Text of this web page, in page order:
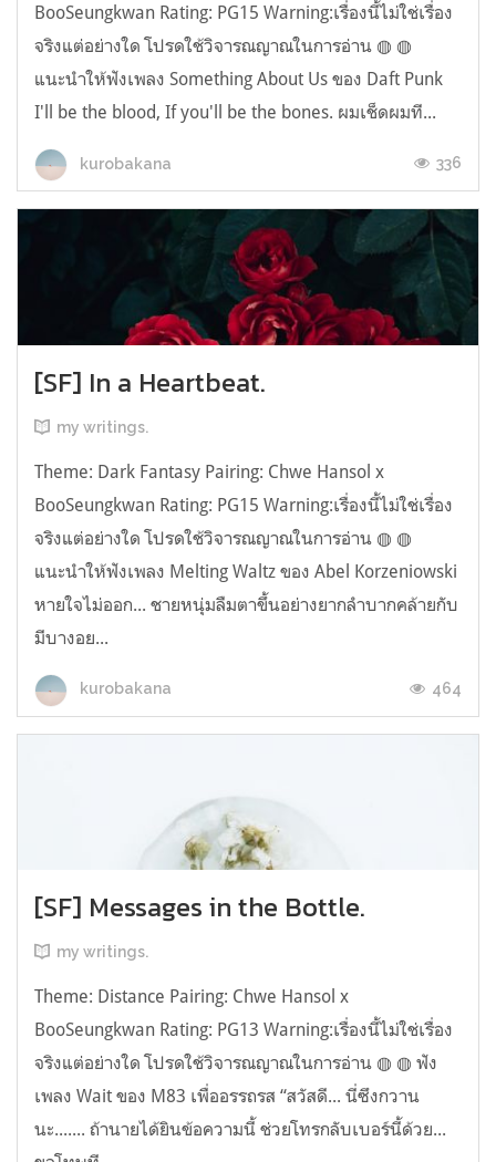
BooSeungkwan Rating: PG15 Warning:เรื่องนี้ไม่ใช่เรื่อง
จริงแต่อย่างใด โปรดใช้วิจารณญาณในการอ่าน ◍ ◍
แนะนำให้ฟังเพลง Something About Us ของ Daft Punk
I'll be the blood, If you'll be the bones. ผมเช็ดผมที...
kurobakana 336
[SF] In a Heartbeat.
my writings.
Theme: Dark Fantasy Pairing: Chwe Hansol x
BooSeungkwan Rating: PG15 Warning:เรื่องนี้ไม่ใช่เรื่อง
จริงแต่อย่างใด โปรดใช้วิจารณญาณในการอ่าน ◍ ◍
แนะนำให้ฟังเพลง Melting Waltz ของ Abel Korzeniowski
หายใจไม่ออก... ชายหนุ่มลืมตาขึ้นอย่างยากลำบากคล้ายกับ
มีบางอย...
kurobakana 464
[SF] Messages in the Bottle.
my writings.
Theme: Distance Pairing: Chwe Hansol x
BooSeungkwan Rating: PG13 Warning:เรื่องนี้ไม่ใช่เรื่อง
จริงแต่อย่างใด โปรดใช้วิจารณญาณในการอ่าน ◍ ◍ ฟัง
เพลง Wait ของ M83 เพื่ออรรถรส “สวัสดี... นี่ซึงกวาน
นะ....... ถ้านายได้ยินข้อความนี้ ช่วยโทรกลับเบอร์นี้ด้วย...